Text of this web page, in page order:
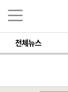
전체뉴스